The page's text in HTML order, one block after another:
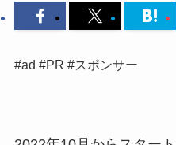
#ad #PR #スポンサー